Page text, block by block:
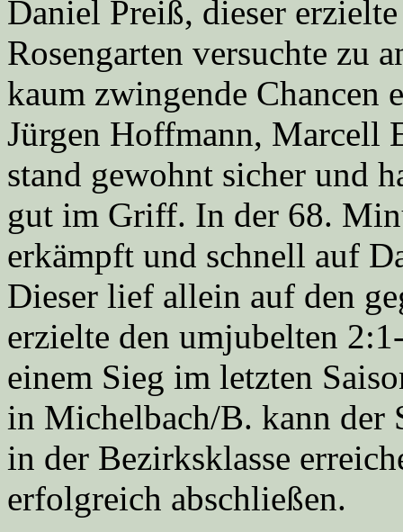
Daniel Preiß, dieser
Rosengarten versuchte zu
kaum zwingende Chancen
Jürgen Hoffmann, Marcell
stand gewohnt sicher und
gut im Griff. In der 68.
erkämpft und schnell auf
Dieser lief allein auf den
erzielte den umjubelten
einem Sieg im letzten
in Michelbach/B. kann der
in der Bezirksklasse
erfolgreich abschließen.